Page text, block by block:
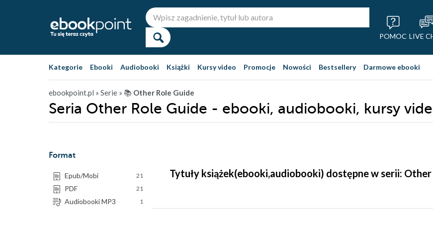
POMOC LIVE
Kategorie Ebooki Audiobooki Książki Kursy video Promocje Nowości Bestsellery Darmowe ebooki
ebookpoint.pl » Serie » 📚 Other Role Guide
Seria Other Role Guide - ebooki, audiobooki, kursy
Format
Epub/Mobi 21
PDF 21
Audiobooki MP3 1
Tytuły książek(ebooki,audiobooki) dostępne w serii: